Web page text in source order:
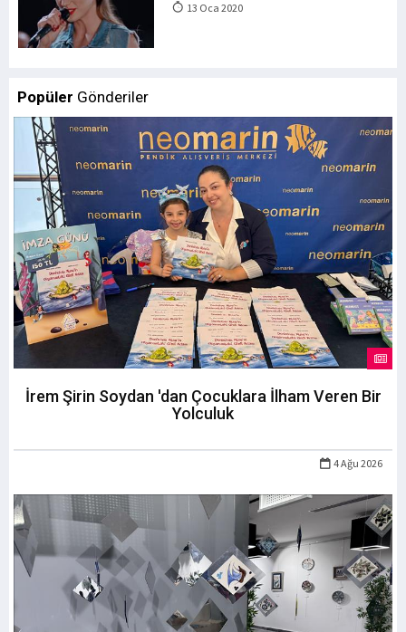
13 Oca 2020
Popüler Gönderiler
İrem Şirin Soydan 'dan Çocuklara İlham Veren Bir
Yolculuk
4 Ağu 2026